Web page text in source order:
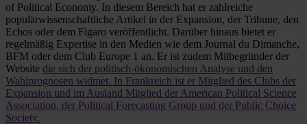
of Political Economy. In diesem Bereich hat er zahlreiche
populärwissenschaftliche Artikel in der Expansion, der Tribune, den
Echos oder dem Figaro veröffentlicht. Darüber hinaus bietet er
regelmäßig Expertise in den Medien wie dem Journal du Dimanche,
BFM oder dem Club Europe 1 an. Er ist zudem Mitbegründer der
Website die sich der politisch-ökonomischen Analyse und den
Wahlprognosen widmet. In Frankreich ist er Mitglied des Clubs der
Expansion und im Ausland Mitglied der American Political Science
Association, der Political Forecasting Group und der Public Choice
Society.